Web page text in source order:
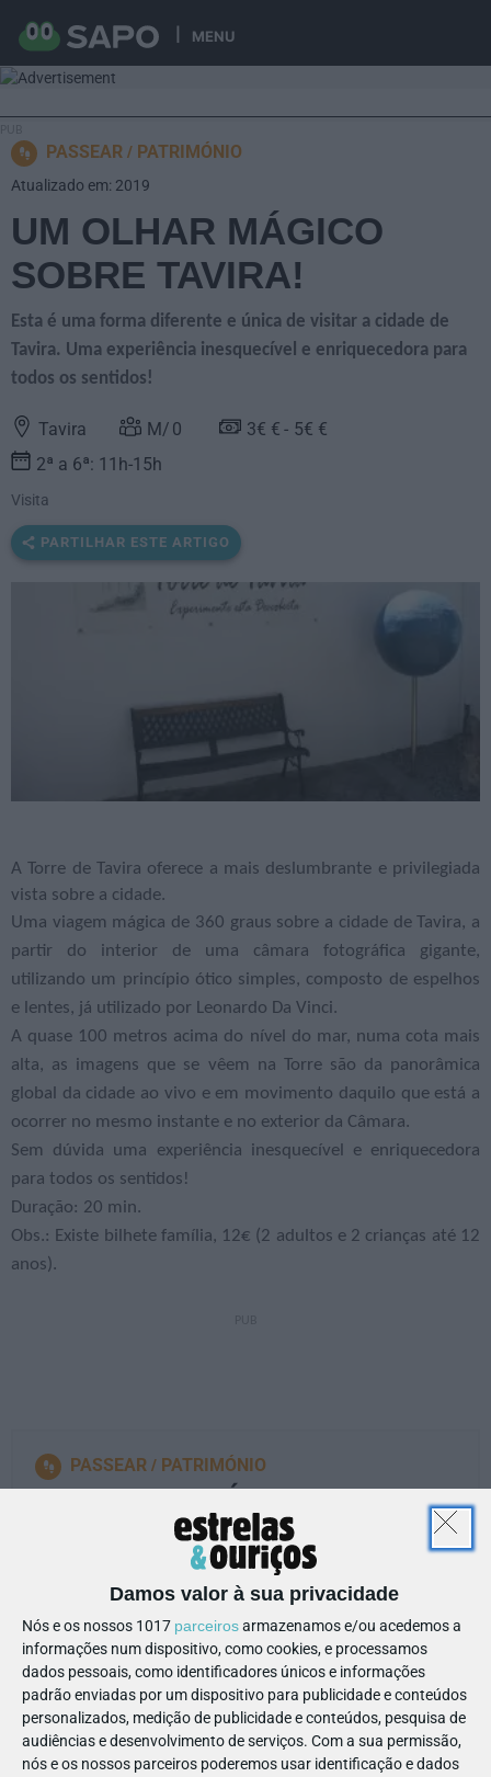
MENU
Damos valor à sua privacidade
Nós e os nossos 1017 parceirosarmazenamos e/ou acedemos a
informações num dispositivo, como cookies, e processamos
dados pessoais, como identificadores únicos e informações
padrão enviadas por um dispositivo para publicidade e conteúdos
personalizados, medição de publicidade e conteúdos, pesquisa de
audiências e desenvolvimento de serviços. Com a sua permissão,
nós e os nossos parceiros poderemos usar identificação e dados
PASSEAR PATRIMÓNIO
UM OLHAR MÁGICO
SOBRE TAVIRA!
Esta é uma forma diferente e única de visitar a cidade de
Tavira. Uma experiência inesquecível e enriquecedora para
todos os sentidos!
Tavira 0 3€ €
5€ €
2ª a 6ª: 11h-15h
Visita
PARTILHAR ESTE ARTIGO
A Torre de Tavira oferece a mais deslumbrante e privilegiada
vista sobre a cidade.
Uma viagem mágica de 360 graus sobre a cidade de Tavira, a
partir do interior de uma câmara fotográfica gigante,
utilizando um princípio ótico simples, composto de espelhos
e lentes, já utilizado por Leonardo Da Vinci.
A quase 100 metros acima do nível do mar, numa cota mais
alta, as imagens que se vêem na Torre são da panorâmica
global da cidade ao vivo e em movimento daquilo que está a
ocorrer no mesmo instante e no exterior da Câmara.
Sem dúvida uma experiência inesquecível e enriquecedora
para todos os sentidos!
Duração: 20 min.
Obs.: Existe bilhete família, 12€ (2 adultos e 2 crianças até 12
anos).
PASSEAR PATRIMÓNIO
UM OLHAR MÁGICO SOBRE
TORRE DE TAVIRA - CÂMARA OBSCURA
Website info@torredetavira.com
281 322 527 Ver Detalhes
Atualizado em: 2019